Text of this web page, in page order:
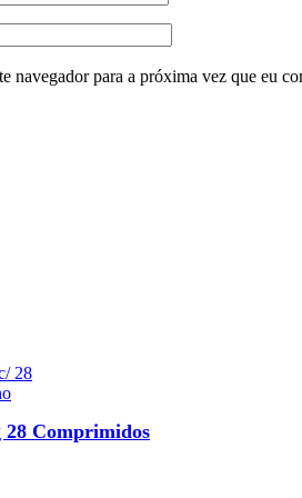
navegador para a próxima vez que eu
28 Comprimidos